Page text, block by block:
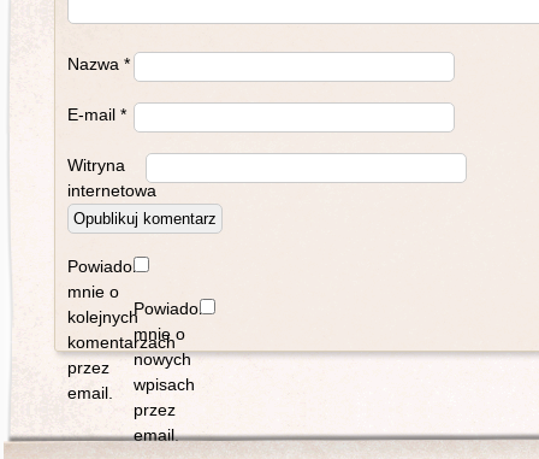
Nazwa *
E-mail *
Witryna
internetowa
Powiadom
mnie o
kolejnych
komentarzach
przez
email.
Powiadom
mnie o
nowych
wpisach
przez
email.